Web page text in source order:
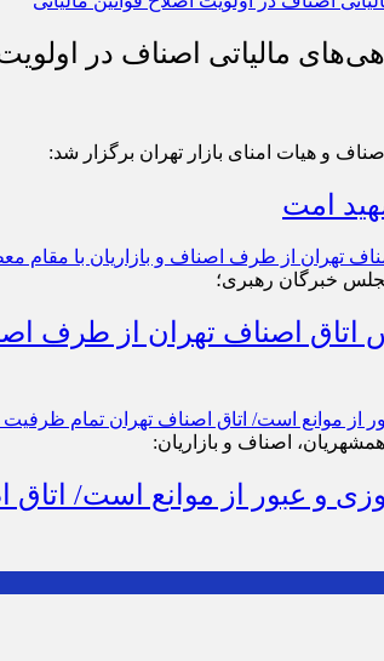
مالیاتی اصناف در اولویت
و هیات امنای بازار تهران برگزار شد:
امت
خبرگان رهبری؛
اتاق اصناف تهران از طرف
اصناف و بازاریان:
و عبور از موانع است/